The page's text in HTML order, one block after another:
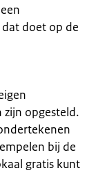
dat doet op de
opgesteld.
bij de
gratis kunt